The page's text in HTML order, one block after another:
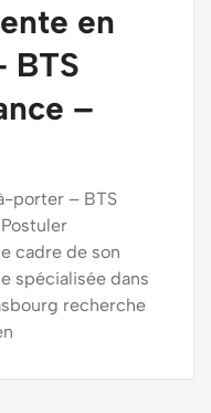
en
–
porter – BTS
cadre de son
spécialisée dans
recherche